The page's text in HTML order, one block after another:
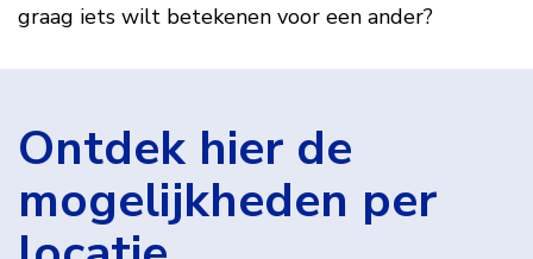
graag iets wilt betekenen voor een ander?
Ontdek hier de
mogelijkheden per